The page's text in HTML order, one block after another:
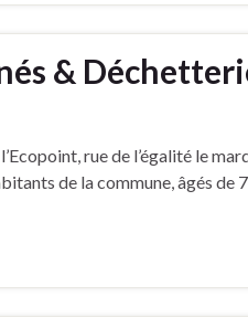
&
rue de l’égalité le
de la commune, âgés